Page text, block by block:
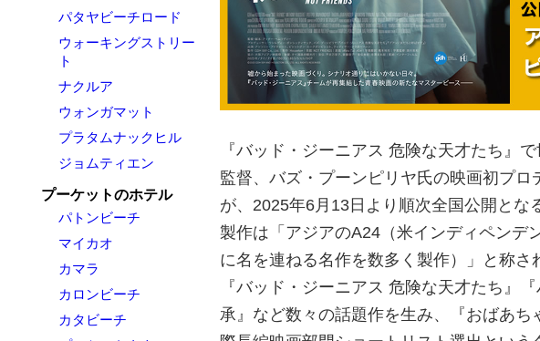
パタヤビーチロード
ウォーキングストリー
ト
ナクルア
ウォンガマット
プラタムナックヒル
ジョムティエン
プーケットのホテル
パトンビーチ
マイカオ
カマラ
カロンビーチ
カタビーチ
『バッド・ジーニアス 危険な天才たち』
監督、バズ・プーンピリヤ氏の映画初プ
が、2025年6月13日より順次全国公開とな
製作は「アジアのA24（米インディペンデ
に名を連ねる名作を数多く製作）」と称さ
『バッド・ジーニアス 危険な天才たち』
承』など数々の話題作を生み、『おばあ